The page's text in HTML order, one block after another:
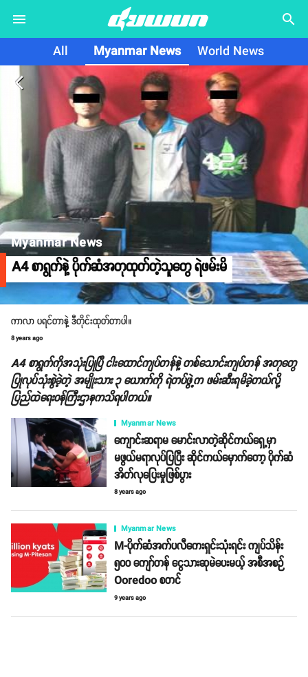
search
All Myanmar News World News
arrow_back_ios
Myanmar News
A4 စာရွက်နဲ့ ပိုက်ဆံအတုထုတ်တဲ့သူတွေ ရဲဖမ်းမိ
ကာလာ ပရင်တာနဲ့ ဒီတိုင်းထုတ်တာပါ။
8 years ago
A4 စာရွက်ကိုအသုံးပြုပြီ ငါးထောင်ကျပ်တန်နဲ့ တစ်သောင်းကျပ်တန် အတုတွေ
ပြုလုပ်သုံးစွဲခဲ့တဲ့ အမျိုးသား ၃ ယောက်ကို ရဲတပ်ဖွဲ့က ဖမ်းဆီးရမိခဲ့တယ်လို့
ပြည်ထဲရေးဝန်ကြီးဌာနကသိရပါတယ်။
Myanmar News
ကျောင်းဆရာမ မောင်းလာတဲ့ဆိုင်ကယ်ရှေ့မှာ
မဖွယ်မရာလုပ်ပြပြီး ဆိုင်ကယ်မှောက်တော့ ပိုက်ဆံ
အိတ်လုပြေးမှုဖြစ်ပွား
8 years ago
Myanmar News
M-ပိုက်ဆံအက်ပလီကေးရှင်းသုံးရင်း ကျပ်သိန်း
၅၀၀ ကျော်တန် ငွေသားဆုမဲပေးမယ့် အစီအစဉ်
Ooredoo စတင်
9 years ago